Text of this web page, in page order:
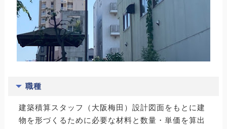
職種
建築積算スタッフ（大阪梅田）設計図面をもとに建
物を形づくるために必要な材料と数量・単価を算出